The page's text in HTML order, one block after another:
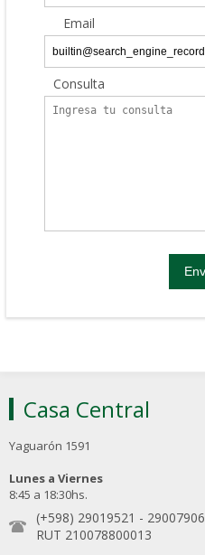
Email
Consulta
Casa Central
Yaguarón 1591
Lunes a Viernes
8:45 a 18:30hs.
(+598) 29019521 - 29007906
RUT 210078800013